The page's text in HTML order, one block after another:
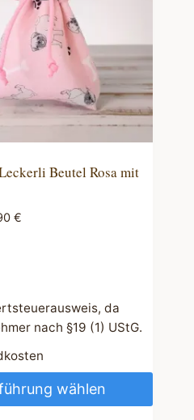
Beutel Rosa mit
€
da
nach §19 (1) UStG.
wählen